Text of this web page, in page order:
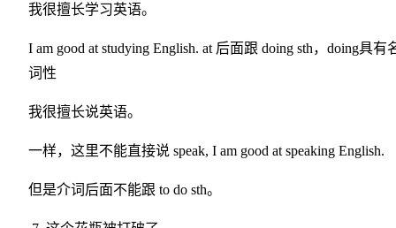
我很擅长学习英语。
I am good at studying English. at 后面跟 doing sth，doing具有
词性
我很擅长说英语。
一样，这里不能直接说 speak, I am good at speaking English.
但是介词后面不能跟 to do sth。